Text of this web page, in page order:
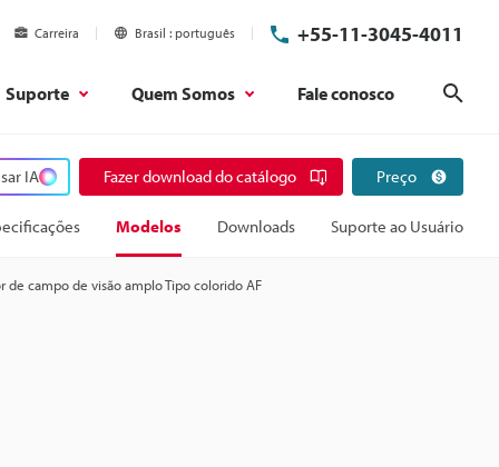
Carreira Brasil português +55-11-3045-4011
Suporte Quem Somos Fale conosco
IA Fazer download do catálogo Preço
Modelos Downloads Suporte ao Usuário
campo de visão amplo Tipo colorido AF